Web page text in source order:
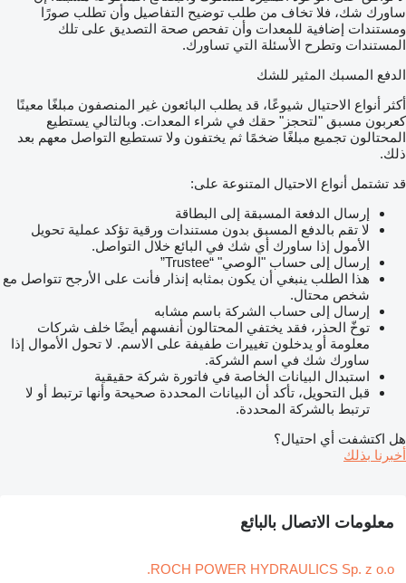
ساورك شك، فلا تخاف من طلب توضيح التفاصيل وأن تطلب صورًا
ومستندات إضافية للمعدات وأن تفحص صحة التصديق على تلك
المستندات وتطرح الأسئلة التي تساورك.
الدفع المسبك المثير للشك
أكثر أنواع الاحتيال شيوعًا، قد يطلب البائعون غير المنصفون مبلغًا معينًا
كعربون مسبق "لتحجز" حقك في شراء المعدات. وبالتالي يستطيع
المحتالون تجميع مبلغًا ضخمًا ثم يختفون ولا تستطيع التواصل معهم بعد
ذلك.
قد تشتمل أنواع الاحتيال المتنوعة على:
إرسال الدفعة المسبقة إلى البطاقة
لا تقم بالدفع المسبق بدون مستندات ورقية تؤكد عملية تحويل
الأمول إذا ساورك أي شك في البائع خلال التواصل.
إرسال إلى حساب "الوصي" “Trustee”
هذا الطلب ينبغي أن يكون بمثابه إنذار فأنت على الأرجح تتواصل مع
شخص محتال.
إرسال إلى حساب الشركة باسم مشابه
توخّ الحذر، فقد يختفي المحتالون أنفسهم أيضًا خلف شركات
معلومة أو يدخلون تغييرات طفيفة على الاسم. لا تحول الأموال إذا
ساورك شك في اسم الشركة.
استبدال البيانات الخاصة في فاتورة شركة حقيقية
قبل التحويل، تأكد أن البيانات المحددة صحيحة وأنها ترتبط أو لا
ترتبط بالشركة المحددة.
هل اكتشفت أي احتيال؟
أخبرنا بذلك
معلومات الاتصال بالبائع
ROCH POWER HYDRAULICS Sp. z o.o.